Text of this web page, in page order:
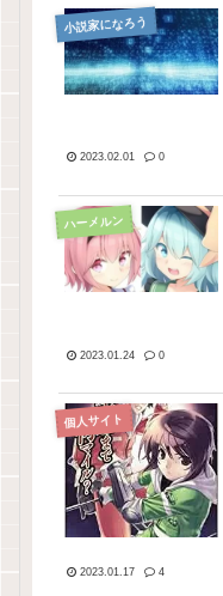
小説家になろう
2023.02.01 0
ハーメルン
2023.01.24 0
個人サイト
2023.01.17 4